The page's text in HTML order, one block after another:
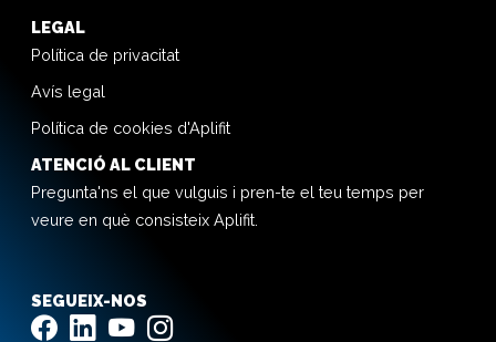
LEGAL
Política de privacitat
Avís legal
Política de cookies d'Aplifit
ATENCIÓ AL CLIENT
Pregunta'ns el que vulguis i pren-te el teu temps per
veure en què consisteix Aplifit.
SEGUEIX-NOS